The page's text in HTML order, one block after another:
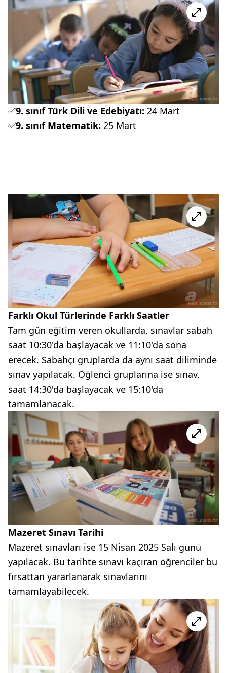
✅9. sınıf Türk Dili ve Edebiyatı: 24 Mart
✅9. sınıf Matematik: 25 Mart
Farklı Okul Türlerinde Farklı Saatler
Tam gün eğitim veren okullarda, sınavlar sabah
saat 10:30'da başlayacak ve 11:10'da sona
erecek. Sabahçı gruplarda da aynı saat diliminde
sınav yapılacak. Öğlenci gruplarına ise sınav,
saat 14:30'da başlayacak ve 15:10'da
tamamlanacak.
Mazeret Sınavı Tarihi
Mazeret sınavları ise 15 Nisan 2025 Salı günü
yapılacak. Bu tarihte sınavı kaçıran öğrenciler bu
fırsattan yararlanarak sınavlarını
tamamlayabilecek.